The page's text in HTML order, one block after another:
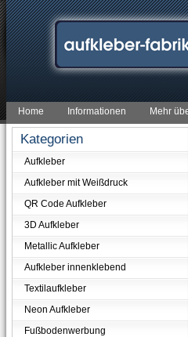
Kategorien
Aufkleber
Aufkleber mit Weißdruck
QR Code Aufkleber
3D Aufkleber
Metallic Aufkleber
Aufkleber innenklebend
Textilaufkleber
Neon Aufkleber
Fußbodenwerbung
Home Informationen Mehr